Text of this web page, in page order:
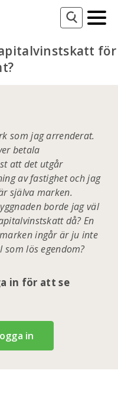
för
som jag arrenderat.
betala
att det utgår
av fastighet och jag
själva marken.
borde jag väl
då? En
ingår är ju inte
som lös egendom?
in för att se
in